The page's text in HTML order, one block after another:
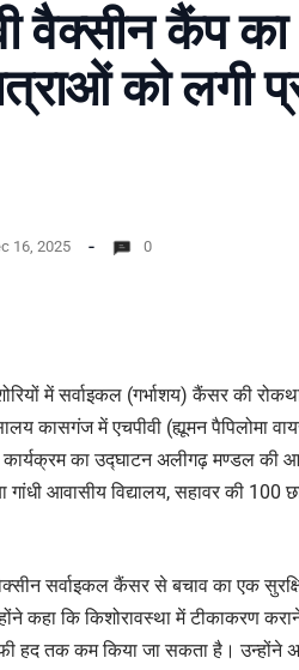
वैक्सीन कैंप का
को लगी
16, 2025 0
में सर्वाइकल (गर्भाशय) कैंसर की
कासगंज में एचपीवी (ह्यूमन पैपिलोमा
कार्यक्रम का उद्घाटन अलीगढ़ मण्डल की
आवासीय विद्यालय, सहावर की 100
सर्वाइकल कैंसर से बचाव का एक
कहा कि किशोरावस्था में टीकाकरण
हद तक कम किया जा सकता है। उन्होंने